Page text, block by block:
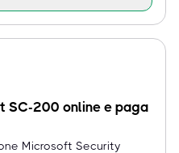
SC-200 online e paga
Microsoft Security